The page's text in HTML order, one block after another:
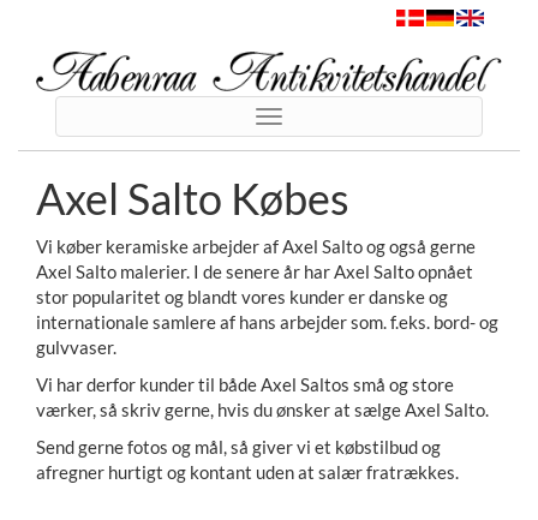
Toggle
navigation
Axel Salto Købes
Vi køber keramiske arbejder af Axel Salto og også gerne
Axel Salto malerier. I de senere år har Axel Salto opnået
stor popularitet og blandt vores kunder er danske og
internationale samlere af hans arbejder som. f.eks. bord- og
gulvvaser.
Vi har derfor kunder til både Axel Saltos små og store
værker, så skriv gerne, hvis du ønsker at sælge Axel Salto.
Send gerne fotos og mål, så giver vi et købstilbud og
afregner hurtigt og kontant uden at salær fratrækkes.